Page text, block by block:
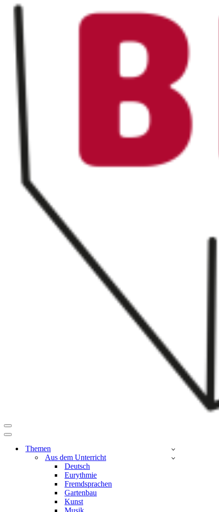
Navigationsmenü
Navigationsmenü
Themen
Aus dem Unterricht
Deutsch
Eurythmie
Fremdsprachen
Gartenbau
Kunst
Musik